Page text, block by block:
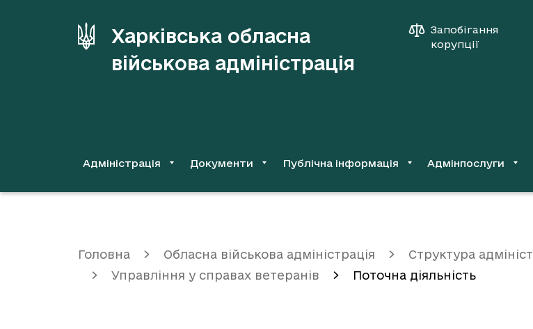
Харківська обласна
військова адміністрація
Запобігання
корупції
Адміністрація Документи Публічна інформація Адмінпослуги
Головна Обласна військова адміністрація Структура
Управління у справах ветеранів
Поточна діяльність